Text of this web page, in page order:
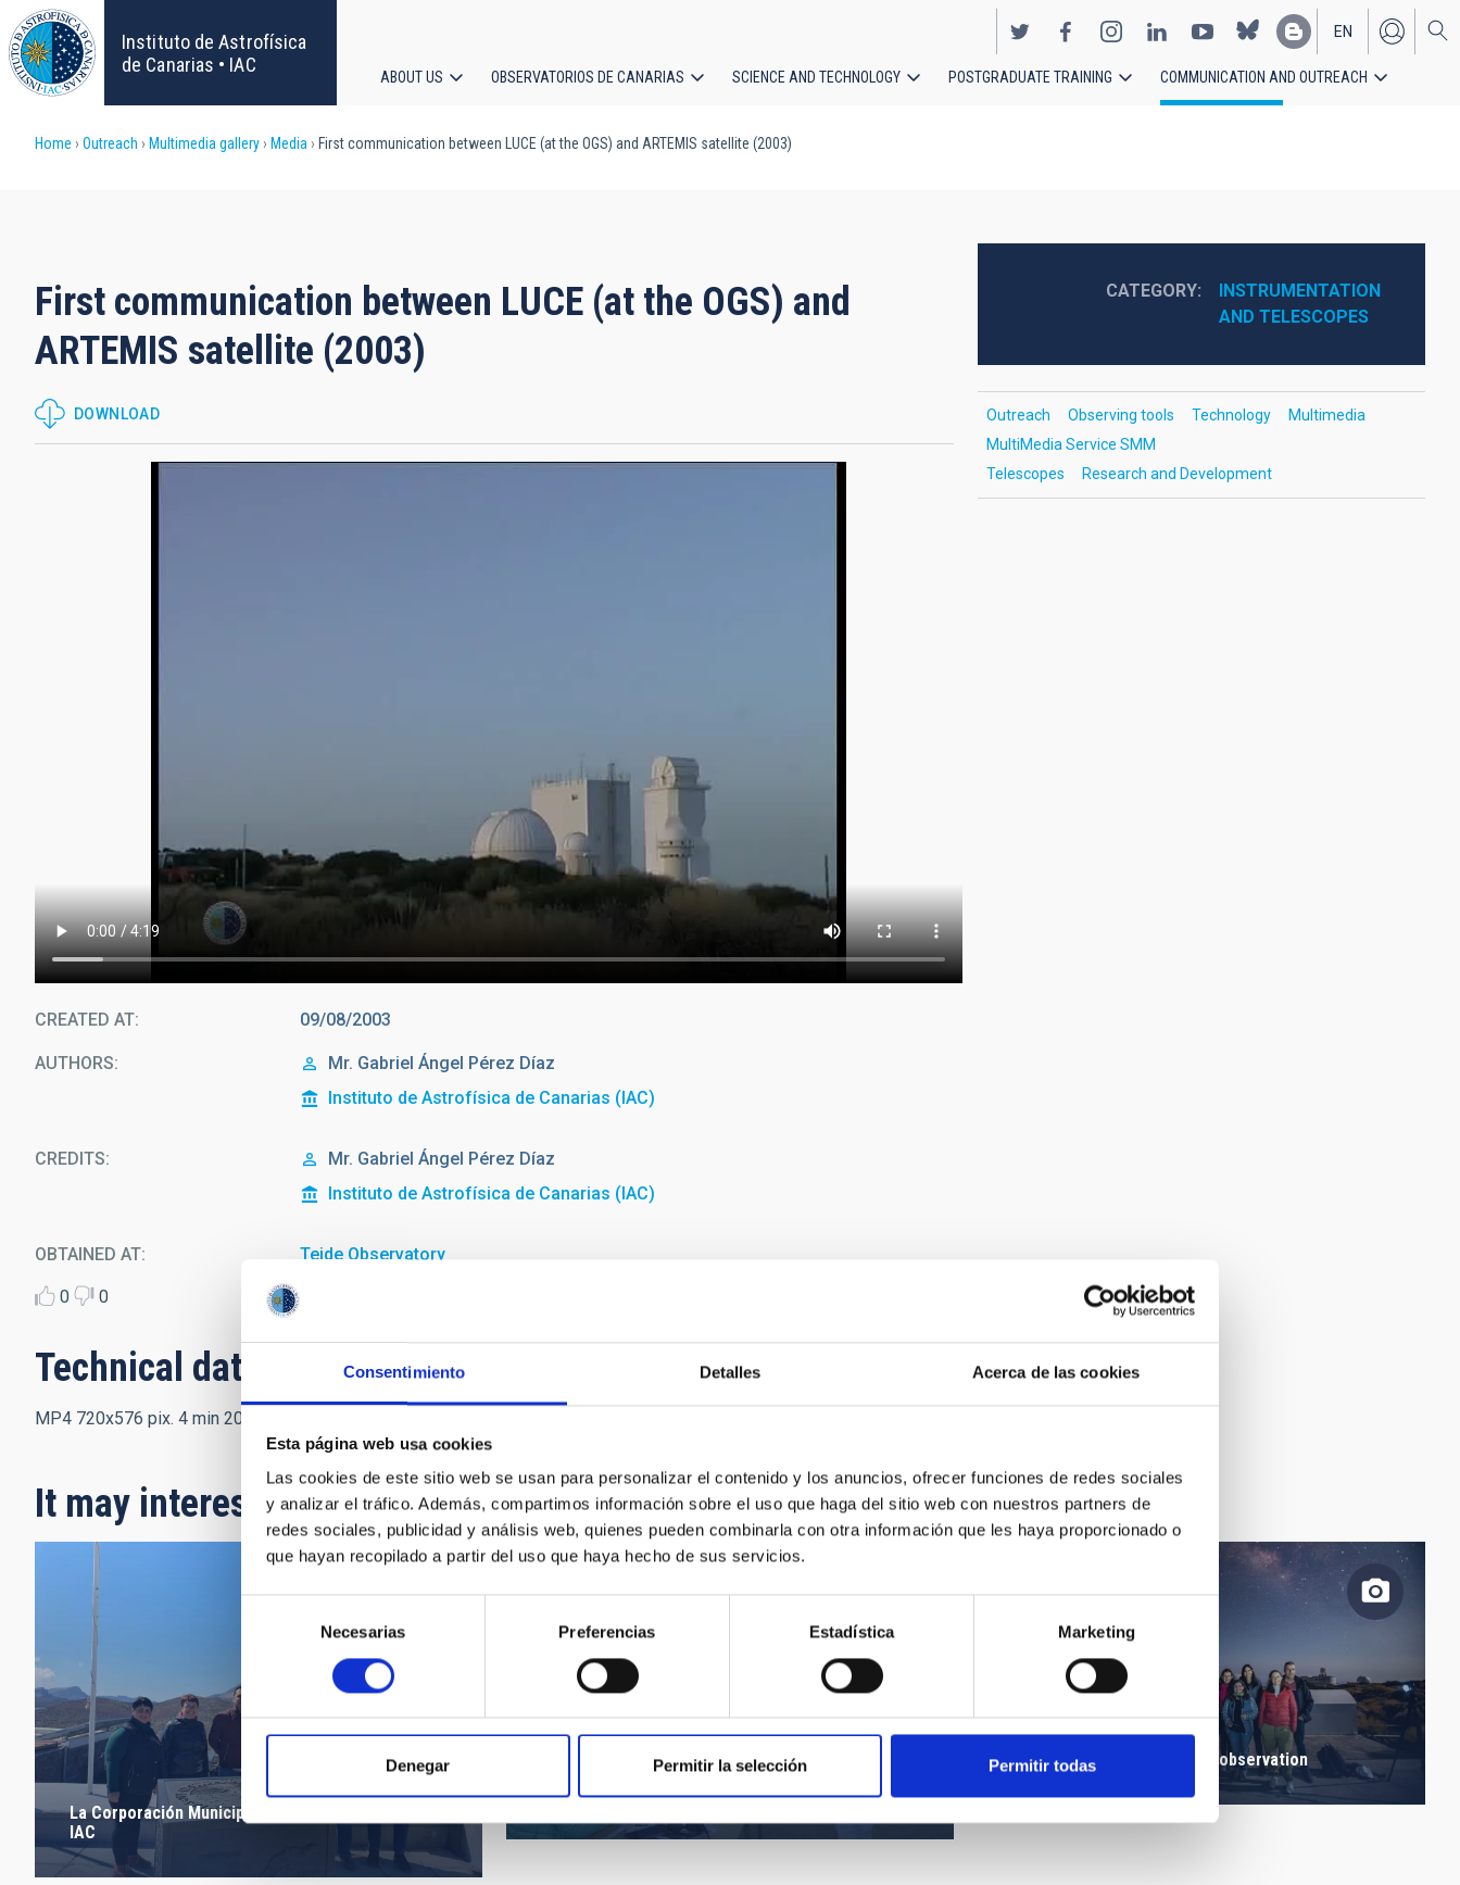
Consentimiento Detalles Acerca de las cookies
Esta página web usa cookies
Las cookies de este sitio web se usan para personalizar el contenido y los anuncios, ofrecer funciones de redes sociales
y analizar el tráfico. Además, compartimos información sobre el uso que haga del sitio web con nuestros partners de
redes sociales, publicidad y análisis web, quienes pueden combinarla con otra información que les haya proporcionado o
que hayan recopilado a partir del uso que haya hecho de sus servicios.
consentimiento
Necesarias Preferencias Estadística Marketing
Denegar Permitir la selección Permitir todas
Skip
to
main
content
Instituto de Astrofísica
de Canarias • IAC
EN
ES
ABOUT US OBSERVATORIOS DE CANARIAS SCIENCE AND TECHNOLOGY POSTGRADUATE TRAINING COMMUNICATION AND OUTREACH
Breadcrumb
Home Outreach Multimedia gallery Media First communication between LUCE (at the OGS) and ARTEMIS satellite (2003)
First communication between LUCE (at the OGS) and
ARTEMIS satellite (2003)
DOWNLOAD
CREATED AT 09/08/2003
AUTHORS Mr. Gabriel Ángel Pérez Díaz
Instituto de Astrofísica de Canarias (IAC)
CREDITS Mr. Gabriel Ángel Pérez Díaz
Instituto de Astrofísica de Canarias (IAC)
OBTAINED AT Teide Observatory
0 0
Technical data
MP4 720x576 pix. 4 min 20 sec. 69,2 MB
CATEGORY
INSTRUMENTATION
AND TELESCOPES
Outreach Observing tools Technology
Multimedia
MultiMedia Service SMM
Telescopes
Research and Development
It may interest you
La Corporación Municipal de Tegueste visita el
IAC
La coordinadora del proyecto Lucía González
Cuesta durante las actividades en Berducedo.
Crédito: Belén García Hidalgo
Teachers during night time observation